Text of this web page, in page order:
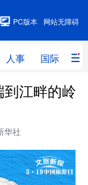
网站无障碍
PC版本
人事 国际 财
人事
体育
江畔的岭
华社